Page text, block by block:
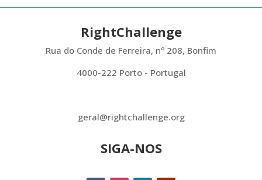
RightChallenge
Rua do Conde de Ferreira, nº 208, Bonfim
4000-222 Porto - Portugal
geral@rightchallenge.org
SIGA-NOS